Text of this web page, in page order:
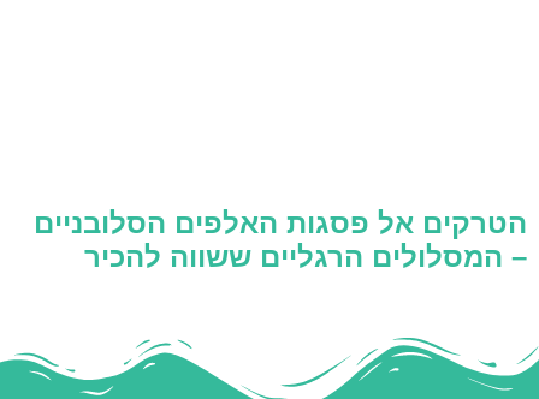
הטרקים אל פסגות האלפים הסלובניים
– המסלולים הרגליים ששווה להכיר